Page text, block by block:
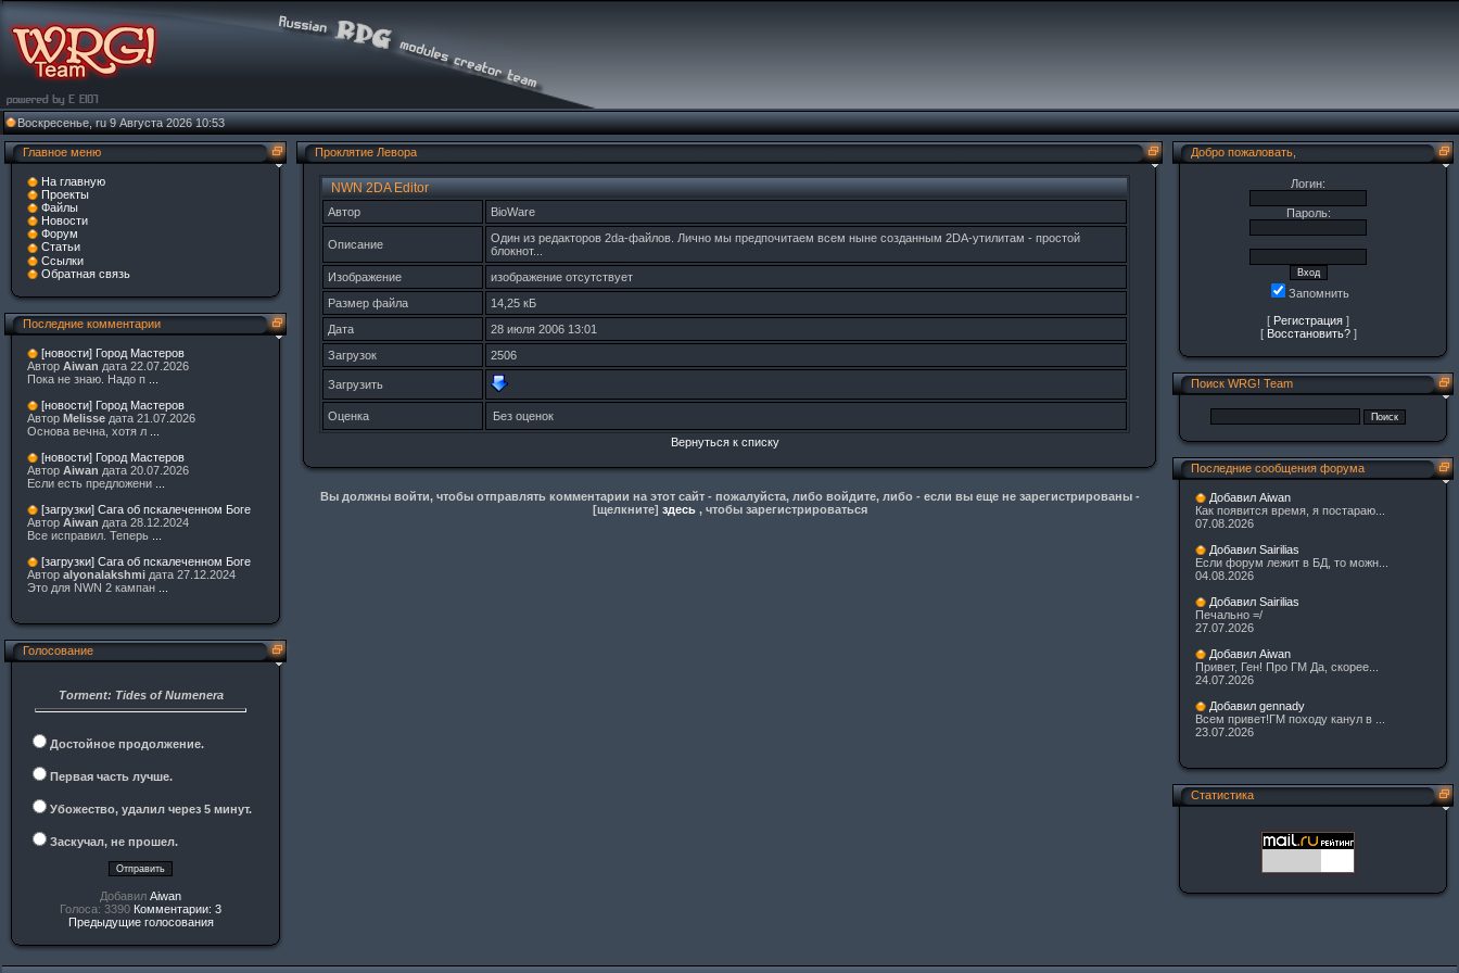
Воскресенье, ru 9 Августа 2026 10:53
Главное меню
На главную
Проекты
Файлы
Новости
Форум
Статьи
Ссылки
Обратная связь
Последние комментарии
[новости] Город Мастеров
Автор Aiwan дата 22.07.2026
Пока не знаю. Надо п
[новости] Город Мастеров
Автор Melisse дата 21.07.2026
Основа вечна, хотя л
[новости] Город Мастеров
Автор Aiwan дата 20.07.2026
Если есть предложени
[загрузки] Сага об пскалеченном Боге
Автор Aiwan дата 28.12.2024
Все исправил. Теперь
[загрузки] Сага об пскалеченном Боге
Автор alyonalakshmi дата 27.12.2024
Это для NWN 2 кампан ...
Голосование
Torment: Tides of Numenera
Достойное продолжение.
Первая часть лучше.
Убожество, удалил через 5 минут.
Заскучал, не прошел.
Добавил Aiwan
Голоса: 3390 Комментарии: 3
Предыдущие голосования
Проклятие Левора
NWN 2DA Editor
Автор BioWare
Описание
Один из редакторов 2da-файлов. Лично мы предпочитаем всем ныне созданным 2DA-утилитам - простой
блокнот...
Изображение
изображение отсутствует
Размер файла
14,25 кБ
Дата
28 июля 2006 13:01
Загрузок
2506
Загрузить
Оценка
Без оценок
Вернуться к списку
Вы должны войти, чтобы отправлять комментарии на этот сайт - пожалуйста, либо войдите, либо - если вы еще не зарегистрированы -
[щелкните] здесь , чтобы зарегистрироваться
Добро пожаловать,
Логин:
Пароль:
Запомнить
[ Регистрация ]
[ Восстановить?]
Поиск WRG! Team
Последние сообщения форума
Добавил Aiwan
Как появится время, я постараю...
07.08.2026
Добавил Sairilias
Если форум лежит в БД, то можн...
04.08.2026
Добавил Sairilias
Печально =/
27.07.2026
Добавил Aiwan
Привет, Ген! Про ГМ Да, скорее...
24.07.2026
Добавил gennady
Всем привет!ГМ походу канул в ...
23.07.2026
Статистика